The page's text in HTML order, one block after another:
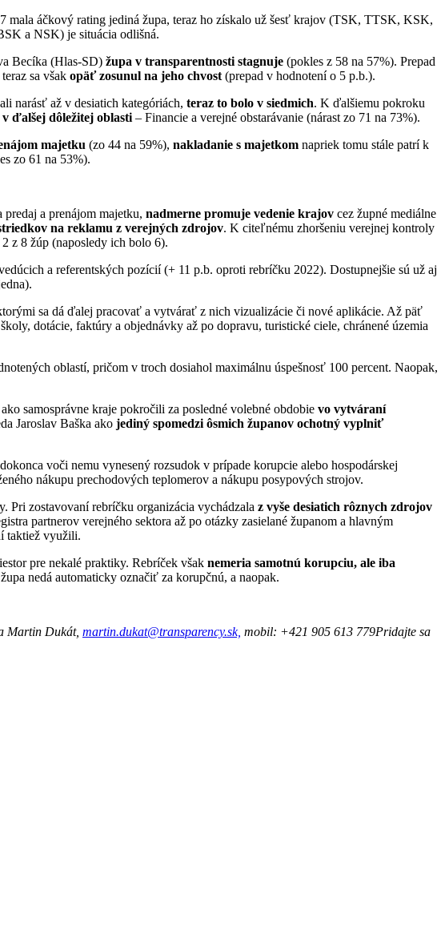
mala áčkový rating jediná župa, teraz ho získalo už šesť krajov (TSK, TTSK, KSK,
a NSK) je situácia odlišná.
Becíka (Hlas-SD) župa v transparentnosti stagnuje (pokles z 58 na 57%). Prepad
sa však opäť zosunul na jeho chvost (prepad v hodnotení o 5 p.b.).
narásť až v desiatich kategóriách, teraz to bolo v siedmich. K ďalšiemu pokroku
ďalšej dôležitej oblasti – Financie a verejné obstarávanie (nárast zo 71 na 73%).
majetku (zo 44 na 59%), nakladanie s majetkom napriek tomu stále patrí k
zo 61 na 53%).
predaj a prenájom majetku, nadmerne promuje vedenie krajov cez župné mediálne
na reklamu z verejných zdrojov. K citeľnému zhoršeniu verejnej kontroly
z 8 žúp (naposledy ich bolo 6).
a referentských pozícií (+ 11 p.b. oproti rebríčku 2022). Dostupnejšie sú už aj
sa dá ďalej pracovať a vytvárať z nich vizualizácie či nové aplikácie. Až päť
dotácie, faktúry a objednávky až po dopravu, turistické ciele, chránené územia
oblastí, pričom v troch dosiahol maximálnu úspešnosť 100 percent. Naopak,
samosprávne kraje pokročili za posledné volebné obdobie vo vytváraní
Jaroslav Baška ako jediný spomedzi ôsmich županov ochotný vyplniť
voči nemu vynesený rozsudok v prípade korupcie alebo hospodárskej
nákupu prechodových teplomerov a nákupu posypových strojov.
Pri zostavovaní rebríčku organizácia vychádzala z vyše desiatich rôznych zdrojov
partnerov verejného sektora až po otázky zasielané županom a hlavným
taktiež využili.
pre nekalé praktiky. Rebríček však nemeria samotnú korupciu, ale iba
nedá automaticky označiť za korupčnú, a naopak.
Martin Dukát, martin.dukat@transparency.sk, mobil: +421 905 613 779Pridajte sa